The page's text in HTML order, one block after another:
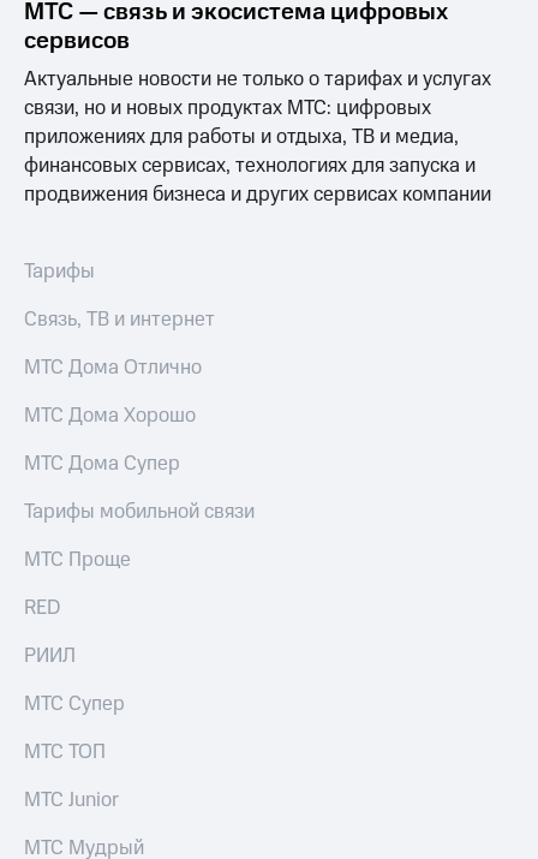
погашении
именных
облигаций
Другое
Регистратор
Реквизиты
Контакты
развитие
На главную
МТС — связь и экосистема цифровых
сервисов
Актуальные новости не только о тарифах и услугах
связи, но и новых продуктах МТС: цифровых
приложениях для работы и отдыха, ТВ и медиа,
финансовых сервисах, технологиях для запуска и
продвижения бизнеса и других сервисах компании
Тарифы
Связь, ТВ и интернет
МТС Дома Отлично
МТС Дома Хорошо
МТС Дома Супер
Тарифы мобильной связи
МТС Проще
RED
РИИЛ
МТС Супер
МТС ТОП
МТС Junior
МТС Мудрый